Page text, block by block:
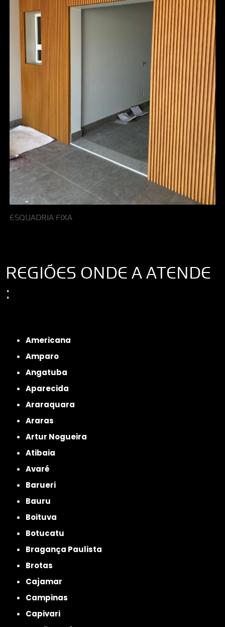
ESQUADRIA FIXA
REGIÕES ONDE A ATENDE
:
Americana
Amparo
Angatuba
Aparecida
Araraquara
Araras
Artur Nogueira
Atibaia
Avaré
Barueri
Bauru
Boituva
Botucatu
Bragança Paulista
Brotas
Cajamar
Campinas
Capivari